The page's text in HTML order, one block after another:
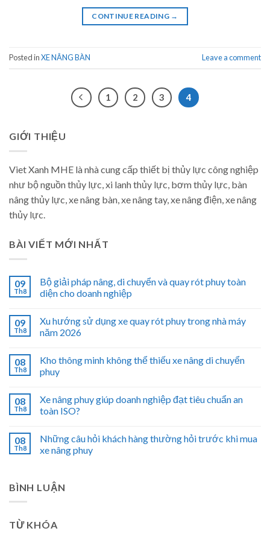
CONTINUE READING →
Posted inXE NÂNG BÀN Leave a comment
1 2 3 4
GIỚI THIỆU
Viet Xanh MHE là nhà cung cấp thiết bị thủy lực công nghiệp
như bộ nguồn thủy lực, xi lanh thủy lực, bơm thủy lực, bàn
nâng thủy lực, xe nâng bàn, xe nâng tay, xe nâng điện, xe nâng
thủy lực.
BÀI VIẾT MỚI NHẤT
09
Th8
Bộ giải pháp nâng, di chuyển và quay rót phuy toàn
diện cho doanh nghiệp
09
Th8
Xu hướng sử dụng xe quay rót phuy trong nhà máy
năm 2026
08
Th8
Kho thông minh không thể thiếu xe nâng di chuyển
phuy
08
Th8
Xe nâng phuy giúp doanh nghiệp đạt tiêu chuẩn an
toàn ISO?
08
Th8
Những câu hỏi khách hàng thường hỏi trước khi mua
xe nâng phuy
BÌNH LUẬN
TỪ KHÓA